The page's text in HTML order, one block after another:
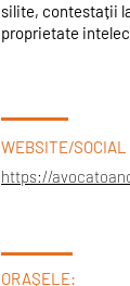
silite, contestații
proprietate
WEBSITE/SOCIAL
https://
ORAȘELE: